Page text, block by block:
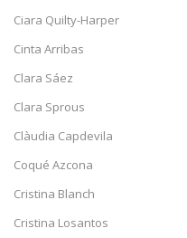
Ciara Quilty-Harper
Cinta Arribas
Clara Sáez
Clara Sprous
Clàudia Capdevila
Coqué Azcona
Cristina Blanch
Cristina Losantos